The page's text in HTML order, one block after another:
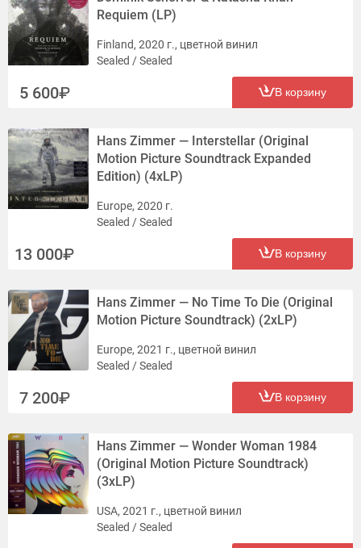
Requiem (LP)
Finland, 2020 г., цветной винил
Sealed / Sealed
5 600 В корзину
Hans Zimmer — Interstellar (Original
Motion Picture Soundtrack Expanded
Edition) (4xLP)
Europe, 2020 г.
Sealed / Sealed
13 000 В корзину
Hans Zimmer — No Time To Die (Original
Motion Picture Soundtrack) (2xLP)
Europe, 2021 г., цветной винил
Sealed / Sealed
7 200 В корзину
Hans Zimmer — Wonder Woman 1984
(Original Motion Picture Soundtrack)
(3xLP)
USA, 2021 г., цветной винил
Sealed / Sealed